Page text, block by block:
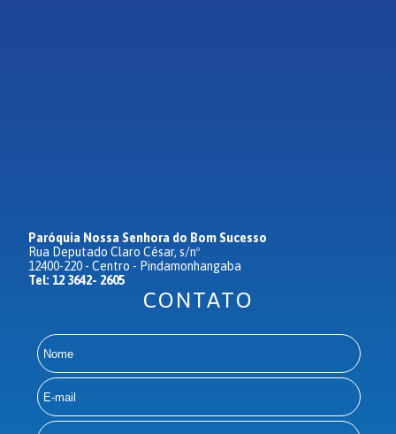
Paróquia Nossa Senhora do Bom Sucesso
Rua Deputado Claro César, s/nº
12400-220 - Centro - Pindamonhangaba
Tel: 12 3642- 2605
CONTATO